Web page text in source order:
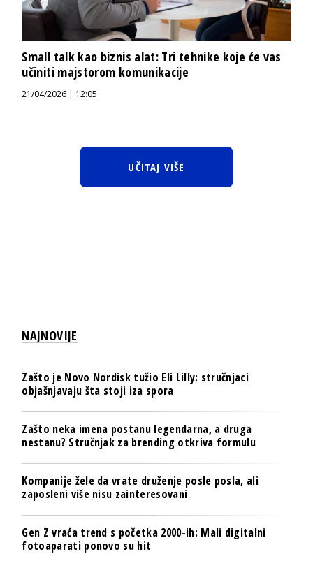
Small talk kao biznis alat: Tri tehnike koje će vas
učiniti majstorom komunikacije
21/04/2026 | 12:05
UČITAJ VIŠE
NAJNOVIJE
Zašto je Novo Nordisk tužio Eli Lilly: stručnjaci
objašnjavaju šta stoji iza spora
Zašto neka imena postanu legendarna, a druga
nestanu? Stručnjak za brending otkriva formulu
Kompanije žele da vrate druženje posle posla, ali
zaposleni više nisu zainteresovani
Gen Z vraća trend s početka 2000-ih: Mali digitalni
fotoaparati ponovo su hit